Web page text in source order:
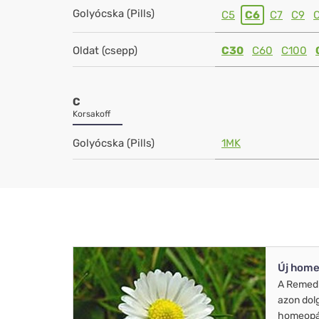
Golyócska (Pills) C5 C6 C7 C9
Oldat (csepp) C30 C60 C100
C
Korsakoff
Golyócska (Pills) 1MK
Új
A
azon